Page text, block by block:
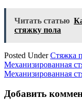
Читать статью
стяжку пола
Posted UnderСтяжка
Навигация
по
записям
Механизированная
Механизированная
Добавить